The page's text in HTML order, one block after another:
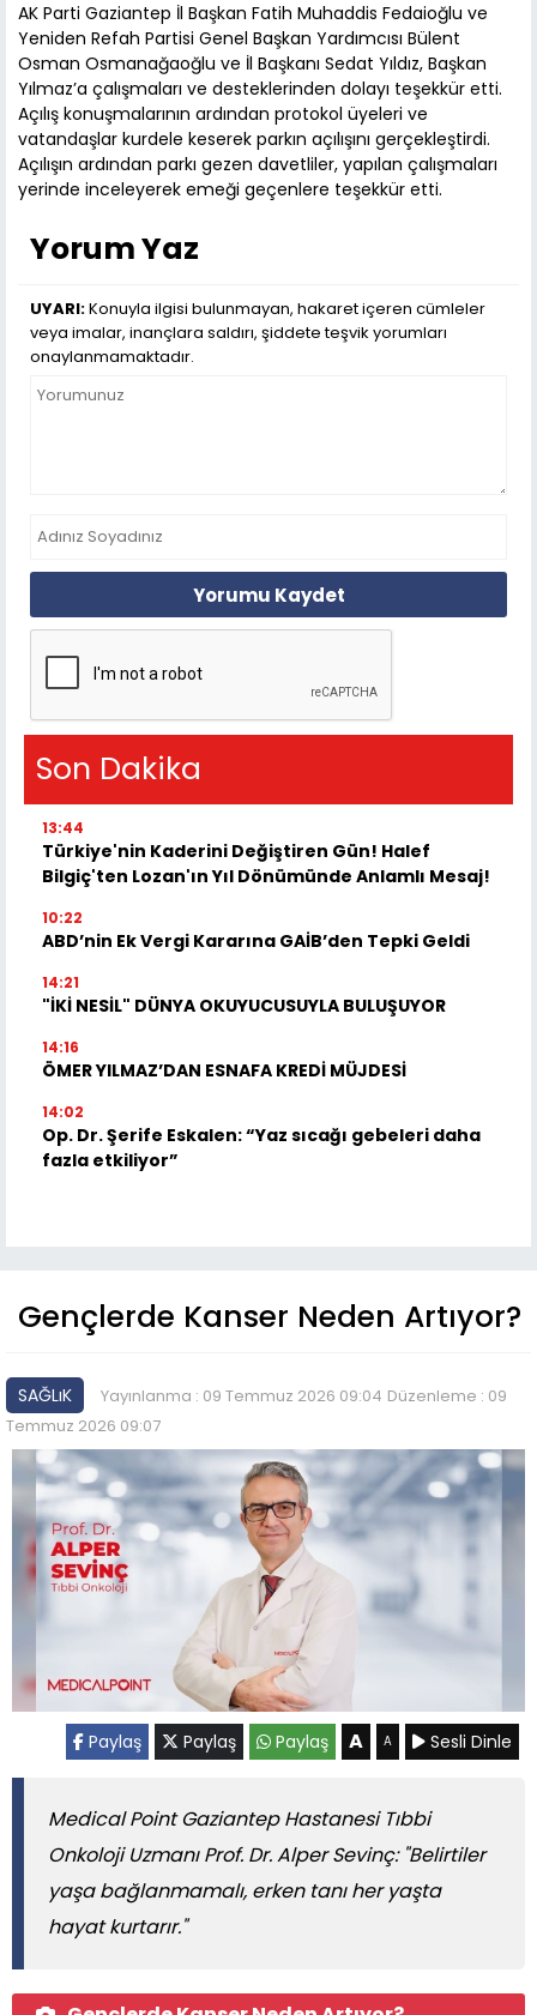
AK Parti Gaziantep İl Başkan Fatih Muhaddis Fedaioğlu ve
Yeniden Refah Partisi Genel Başkan Yardımcısı Bülent
Osman Osmanağaoğlu ve İl Başkanı Sedat Yıldız, Başkan
Yılmaz’a çalışmaları ve desteklerinden dolayı teşekkür etti.
Açılış konuşmalarının ardından protokol üyeleri ve
vatandaşlar kurdele keserek parkın açılışını gerçekleştirdi.
Açılışın ardından parkı gezen davetliler, yapılan çalışmaları
yerinde inceleyerek emeği geçenlere teşekkür etti.
Yorum Yaz
UYARI:Konuyla ilgisi bulunmayan, hakaret içeren cümleler
veya imalar, inançlara saldırı, şiddete teşvik yorumları
onaylanmamaktadır.
Yorumu Kaydet
Son Dakika
13:44
Türkiye'nin Kaderini Değiştiren Gün! Halef
Bilgiç'ten Lozan'ın Yıl Dönümünde Anlamlı Mesaj!
10:22
ABD’nin Ek Vergi Kararına GAİB’den Tepki Geldi
14:21
"İKİ NESİL" DÜNYA OKUYUCUSUYLA BULUŞUYOR
14:16
ÖMER YILMAZ’DAN ESNAFA KREDİ MÜJDESİ
14:02
Op. Dr. Şerife Eskalen: “Yaz sıcağı gebeleri daha
fazla etkiliyor”
Gençlerde Kanser Neden Artıyor?
SAĞLıK Yayınlanma : 09 Temmuz 2026 09:04 Düzenleme : 09
Temmuz 2026 09:07
Paylaş Paylaş Paylaş A A Sesli Dinle
Medical Point Gaziantep Hastanesi Tıbbi
Onkoloji Uzmanı Prof. Dr. Alper Sevinç: "Belirtiler
yaşa bağlanmamalı, erken tanı her yaşta
hayat kurtarır."